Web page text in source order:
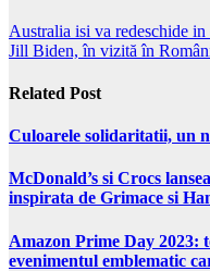
Australia isi va redeschide
Jill Biden, în vizită în
Related Post
Culoarele solidaritatii, un
McDonald’s si Crocs
inspirata de Grimace si
Amazon Prime Day 2023:
evenimentul emblematic